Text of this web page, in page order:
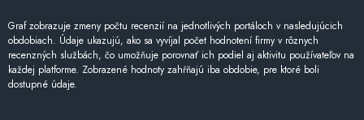
Graf zobrazuje zmeny počtu recenzií na jednotlivých portáloch v nasledujúcich
obdobiach. Údaje ukazujú, ako sa vyvíjal počet hodnotení firmy v rôznych
recenzných službách, čo umožňuje porovnať ich podiel aj aktivitu používateľov na
každej platforme. Zobrazené hodnoty zahŕňajú iba obdobie, pre ktoré boli
dostupné údaje.